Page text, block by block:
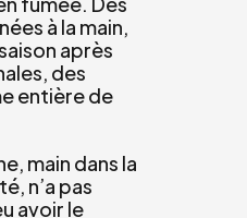
à la main,
après
des
entière de
main dans la
n’a pas
avoir le